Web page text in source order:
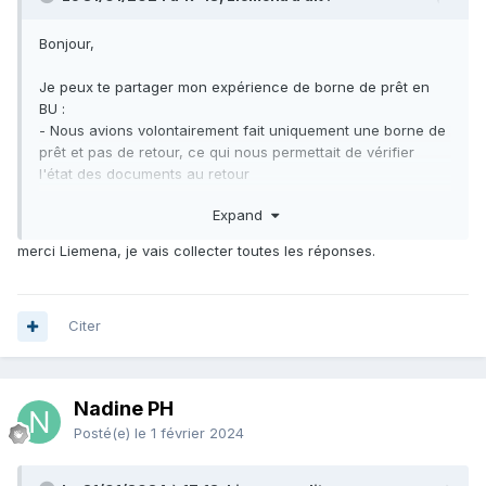
Bonjour,
Je peux te partager mon expérience de borne de prêt en
BU :
- Nous avions volontairement fait uniquement une borne de
prêt et pas de retour, ce qui nous permettait de vérifier
l'état des documents au retour
borne mais il faut quand même prévoir un affichage et un
à chaque rentrée ; en BM à chaque nouvelle inscription)
les prêts n'étaient pas enregistrés
(ce qui en limite l'intérêt)
mais seulement si vous avez régulièrement de longues files
Expand
merci Liemena, je vais collecter toutes les réponses.
Citer
Nadine PH
Posté(e) le 1 février 2024